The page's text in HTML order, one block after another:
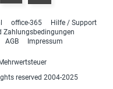
office-365
Hilfe / Support
Zahlungsbedingungen
AGB Impressum
reserved 2004-2025